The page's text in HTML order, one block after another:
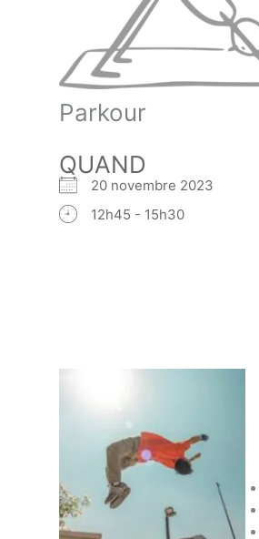
Parkour
QUAND
20 novembre 2023
12h45 - 15h30